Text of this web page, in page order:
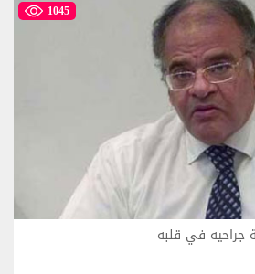
1045
في قلبه